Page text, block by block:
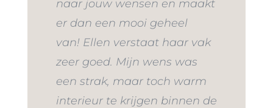
naar jouw wensen en maakt
er dan een mooi geheel
van! Ellen verstaat haar vak
zeer goed. Mijn wens was
een strak, maar toch warm
interieur te krijgen binnen de